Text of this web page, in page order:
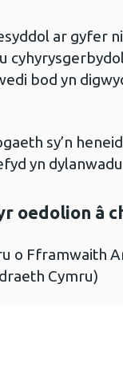
ar gyfer
bod yn
sy’n
yn
oedolion â
o Fframwaith
Cymru)